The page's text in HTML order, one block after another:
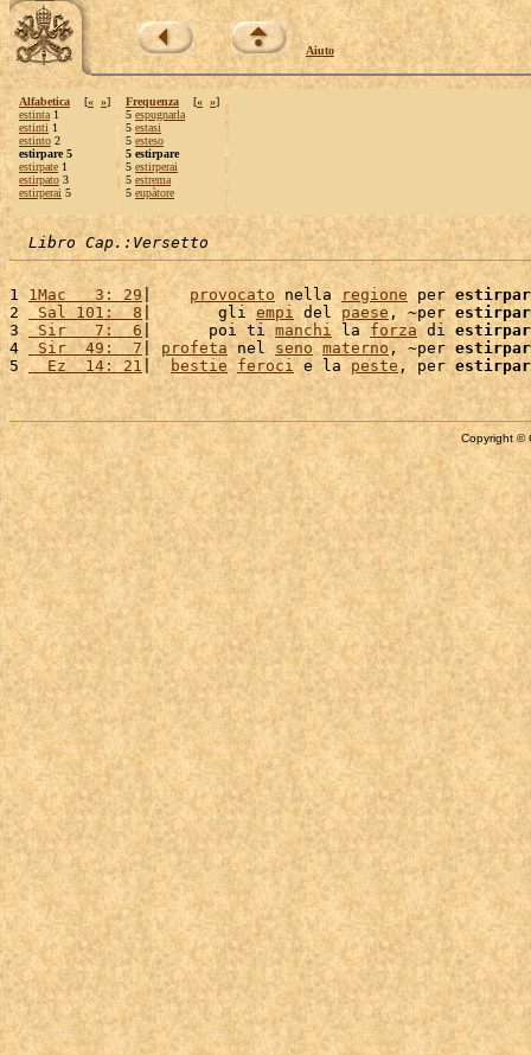
Aiuto
Alfabetica [« »]
estinta 1
estinti 1
estinto 2
estirpare 5
estirpate 1
estirpato 3
estirperai 5
Frequenza [« »]
5 espugnarla
5 estasi
5 esteso
5 estirpare
5 estirperai
5 estrema
5 eupàtore
Libro Cap.:Versetto
1 1Mac   3: 29| provocato nella regione per
2
Sal 101:  8 |       gli empi del paese , ~per
3 Sir   7:  6 |      poi ti manchi la forza di
4
Sir  49:  7| profeta nel seno materno , ~per
5
  Ez  14: 21
| bestie feroci e la peste , per
Copyright ©